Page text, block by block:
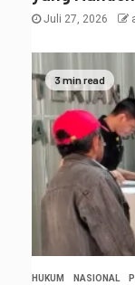
Juli 27, 2026
3 min read
HUKUM NASIONAL